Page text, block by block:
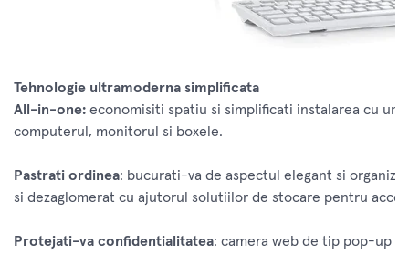
Tehnologie ultramoderna simplificata
All-in-one: economisiti spatiu si simplificati instalarea cu un
computerul, monitorul si boxele.
Pastrati ordinea: bucurati-va de aspectul elegant si
si dezaglomerat cu ajutorul solutiilor de stocare pentru
Protejati-va confidentialitatea: camera web de tip pop-up